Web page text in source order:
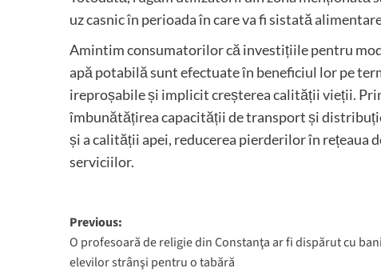
uz casnic în perioada în care va fi sistată
Amintim consumatorilor că investițiile pentru
apă potabilă sunt efectuate în beneficiul lor pe
ireproșabile și implicit creșterea calității vieții.
îmbunătățirea capacității de transport și
și a calității apei, reducerea pierderilor în
serviciilor.
Post
navigation
Previous:
O profesoară de religie din Constanţa ar fi dispărut cu
elevilor strânşi pentru o tabără